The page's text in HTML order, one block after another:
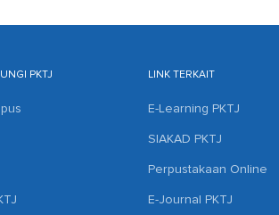
PKTJ LINK TERKAIT
E-Learning PKTJ
SIAKAD PKTJ
Perpustakaan Online
E-Journal PKTJ